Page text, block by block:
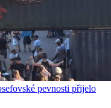
pevnosti přijelo